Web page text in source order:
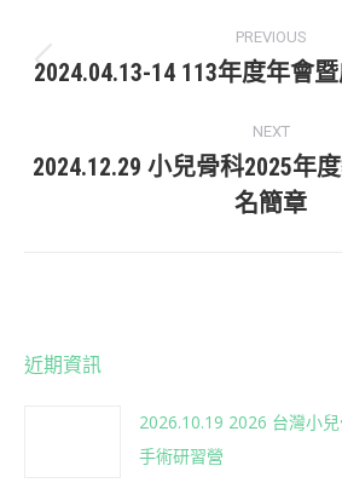
navigation
PREVIOUS
2024.04.13-14 113年度年會
NEXT
Next
2024.12.29 小兒骨科2025年
名簡章
近期資訊
2026.10.19 2026 台灣小
手術研習營